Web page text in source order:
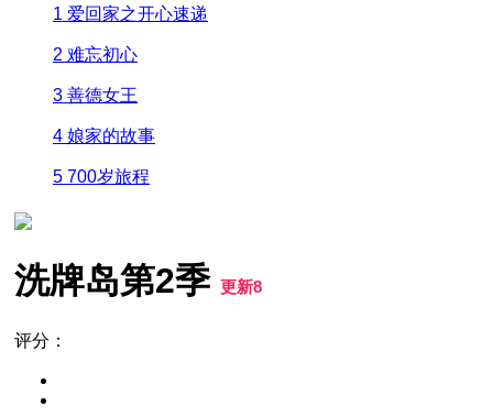
1 爱回家之开心速递
2 难忘初心
3 善德女王
4 娘家的故事
5 700岁旅程
洗牌岛第2季 更新8
评分：